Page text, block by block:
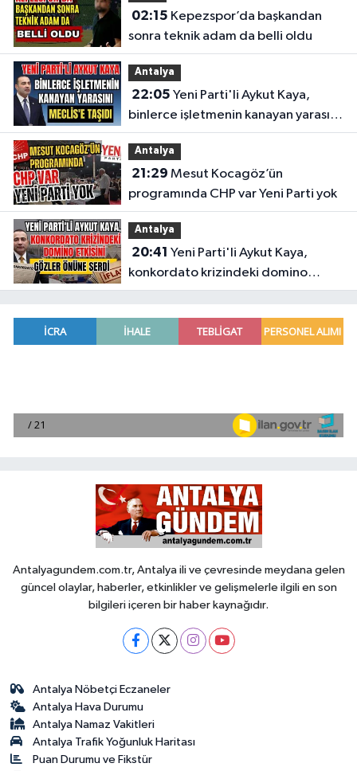
02:15
sonra teknik adam da belli oldu
Antalya
22:05
binlerce işletmenin kanayan yarasını
Meclis'e taşıdı
Antalya
21:29
programında CHP var Yeni Parti yok
Antalya
20:41
konkordato krizindeki domino
etkisini gözler önüne serdi
Antalyagundem.com.tr, Antalya ili ve çevresinde meydana gelen
güncel olaylar, haberler, etkinlikler ve gelişmelerle ilgili en son
bilgileri içeren bir haber kaynağıdır.
Antalya Nöbetçi Eczaneler
Antalya Hava Durumu
Antalya Namaz Vakitleri
Antalya Trafik Yoğunluk Haritası
Puan Durumu ve Fikstür